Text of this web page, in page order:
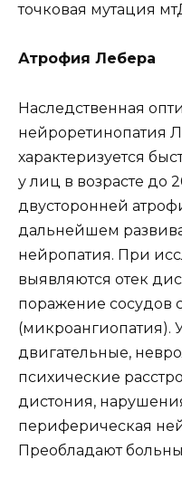
точковая мутация
Атрофия Лебера
Наследственная
нейроретинопатия
характеризуется
у лиц в возрасте до
двусторонней
дальнейшем
нейропатия. При
выявляются отек
поражение сосудов
(микроангиопатия).
двигательные,
психические
дистония,
периферическая
Преобладают